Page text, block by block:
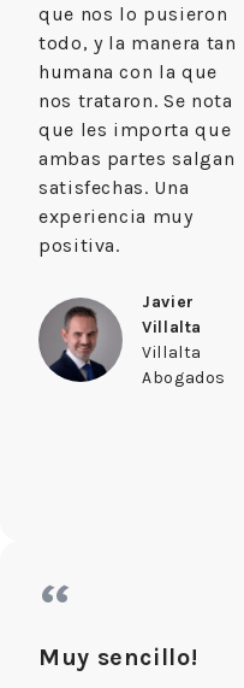
que nos lo pusieron
todo, y la manera tan
humana con la que
nos trataron. Se nota
que les importa que
ambas partes salgan
satisfechas. Una
experiencia muy
positiva.
Javier
Villalta
Villalta
Abogados
“
Muy sencillo!